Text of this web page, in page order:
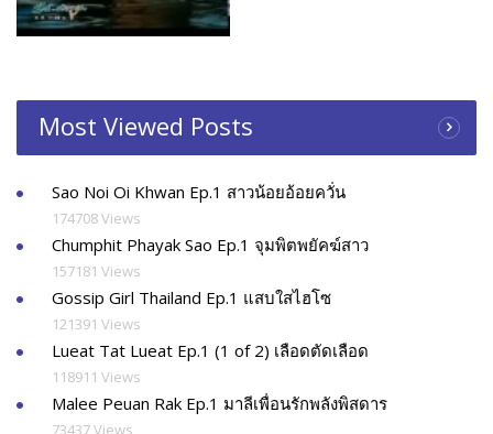
Most Viewed Posts
Sao Noi Oi Khwan Ep.1 สาวน้อยอ้อยควั่น
174708 Views
Chumphit Phayak Sao Ep.1 จุมพิตพยัคฆ์สาว
157181 Views
Gossip Girl Thailand Ep.1 แสบใสไฮโซ
121391 Views
Lueat Tat Lueat Ep.1 (1 of 2) เลือดตัดเลือด
118911 Views
Malee Peuan Rak Ep.1 มาลีเพื่อนรักพลังพิสดาร
73437 Views